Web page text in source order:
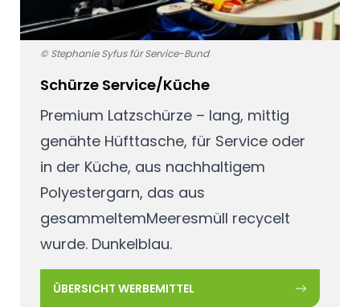
Schürze Service/Küche
Premium Latzschürze – lang, mittig
genähte Hüfttasche, für Service oder
in der Küche, aus nachhaltigem
Polyestergarn, das aus
gesammeltemMeeresmüll recycelt
wurde. Dunkelblau.
ÜBERSICHT WERBEMITTEL
© Stephanie Syfus für Service-Bund